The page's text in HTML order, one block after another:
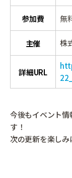
参加費 無
主催 株
詳細URL
今後もイベント
す！
次の更新を楽しみ